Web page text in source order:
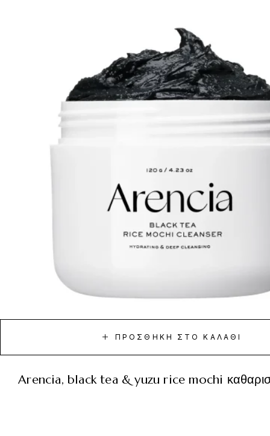
ΠΡΟΣΘΉΚΗ ΣΤΟ ΚΑΛΆΘΙ
arencia, black tea & yuzu rice mochi